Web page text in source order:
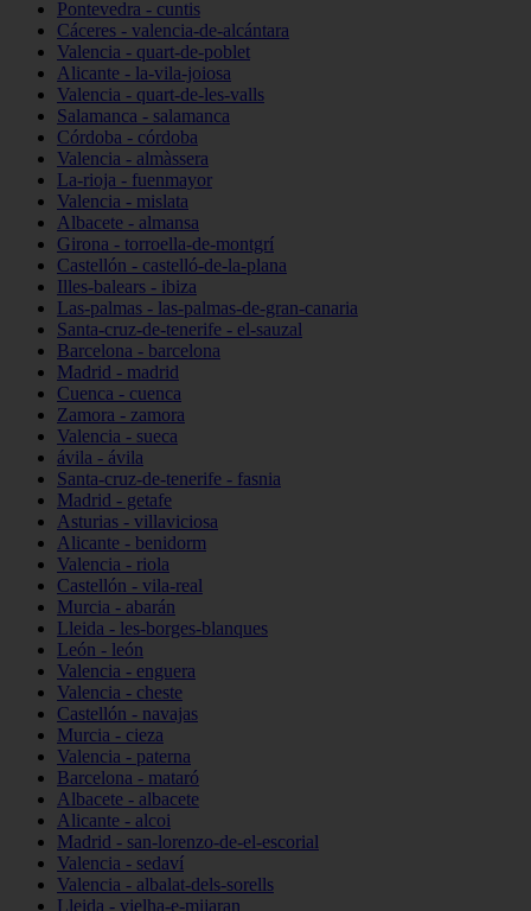
Pontevedra - cuntis
Cáceres - valencia-de-alcántara
Valencia - quart-de-poblet
Alicante - la-vila-joiosa
Valencia - quart-de-les-valls
Salamanca - salamanca
Córdoba - córdoba
Valencia - almàssera
La-rioja - fuenmayor
Valencia - mislata
Albacete - almansa
Girona - torroella-de-montgrí
Castellón - castelló-de-la-plana
Illes-balears - ibiza
Las-palmas - las-palmas-de-gran-canaria
Santa-cruz-de-tenerife - el-sauzal
Barcelona - barcelona
Madrid - madrid
Cuenca - cuenca
Zamora - zamora
Valencia - sueca
ávila - ávila
Santa-cruz-de-tenerife - fasnia
Madrid - getafe
Asturias - villaviciosa
Alicante - benidorm
Valencia - riola
Castellón - vila-real
Murcia - abarán
Lleida - les-borges-blanques
León - león
Valencia - enguera
Valencia - cheste
Castellón - navajas
Murcia - cieza
Valencia - paterna
Barcelona - mataró
Albacete - albacete
Alicante - alcoi
Madrid - san-lorenzo-de-el-escorial
Valencia - sedaví
Valencia - albalat-dels-sorells
Lleida - vielha-e-mijaran